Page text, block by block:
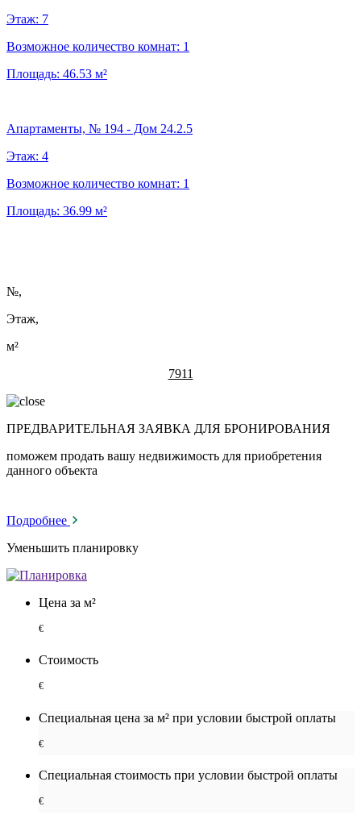
Этаж: 7
Возможное количество комнат: 1
Площадь: 46.53 м²
Апартаменты, № 194 - Дом 24.2.5
Этаж: 4
Возможное количество комнат: 1
Площадь: 36.99 м²
№,
Этаж,
м²
7911
ПРЕДВАРИТЕЛЬНАЯ ЗАЯВКА ДЛЯ БРОНИРОВАНИЯ
поможем продать вашу недвижимость для приобретения
данного объекта
Подробнее
Уменьшить планировку
Цена за м²
€
Стоимость
€
Специальная цена за м² при условии быстрой оплаты
€
Специальная cтоимость при условии быстрой оплаты
€